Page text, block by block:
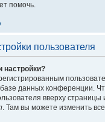
помочь.
пользователя
настройки?
базе данных конференции.
вверху страницы
. Там вы можете изменить